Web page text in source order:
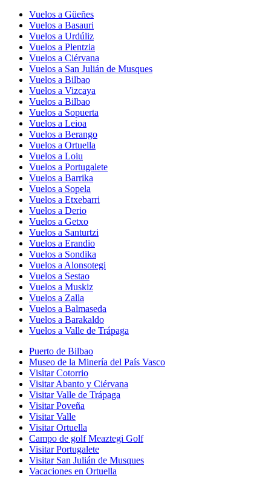
Vuelos a Güeñes
Vuelos a Basauri
Vuelos a Urdúliz
Vuelos a Plentzia
Vuelos a Ciérvana
Vuelos a San Julián de Musques
Vuelos a Bilbao
Vuelos a Vizcaya
Vuelos a Bilbao
Vuelos a Sopuerta
Vuelos a Leioa
Vuelos a Berango
Vuelos a Ortuella
Vuelos a Loiu
Vuelos a Portugalete
Vuelos a Barrika
Vuelos a Sopela
Vuelos a Etxebarri
Vuelos a Derio
Vuelos a Getxo
Vuelos a Santurtzi
Vuelos a Erandio
Vuelos a Sondika
Vuelos a Alonsotegi
Vuelos a Sestao
Vuelos a Muskiz
Vuelos a Zalla
Vuelos a Balmaseda
Vuelos a Barakaldo
Vuelos a Valle de Trápaga
Puerto de Bilbao
Museo de la Minería del País Vasco
Visitar Cotorrio
Visitar Abanto y Ciérvana
Visitar Valle de Trápaga
Visitar Poveña
Visitar Valle
Visitar Ortuella
Campo de golf Meaztegi Golf
Visitar Portugalete
Visitar San Julián de Musques
Vacaciones en Ortuella